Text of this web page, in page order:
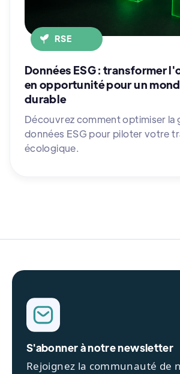
RSE
Données ESG : transformer
en opportunité pour un
durable
Découvrez comment optimiser la
données ESG pour piloter votre
écologique.
S'abonner à notre newsletter
Rejoignez la communauté de